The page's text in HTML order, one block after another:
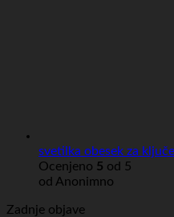
svetilka obesek za ključe
Ocenjeno 5 od 5
od Anonimno
Zadnje objave